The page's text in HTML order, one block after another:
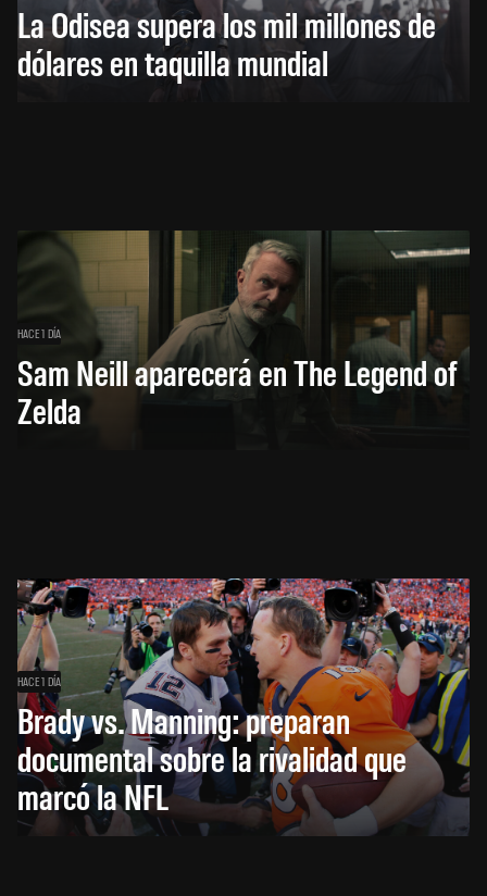
La Odisea supera los mil millones de
dólares en taquilla mundial
HACE 1 DÍA
Sam Neill aparecerá en The Legend of
Zelda
HACE 1 DÍA
Brady vs. Manning: preparan
documental sobre la rivalidad que
marcó la NFL